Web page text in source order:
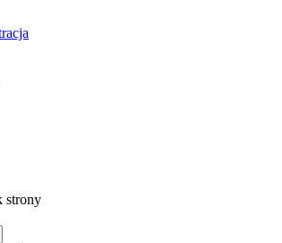
się w nowej karcie
strony